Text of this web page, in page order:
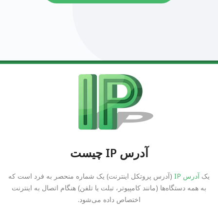
آدرس IP چیست
یکآدرس IP
(آدرس پروتکل اینترنت) یک شماره منحصر به فرد است که
به همه دستگاه‌ها (مانند کامپیوتر، تبلت یا تلفن) هنگام اتصال به اینترنت
اختصاص داده می‌شود.